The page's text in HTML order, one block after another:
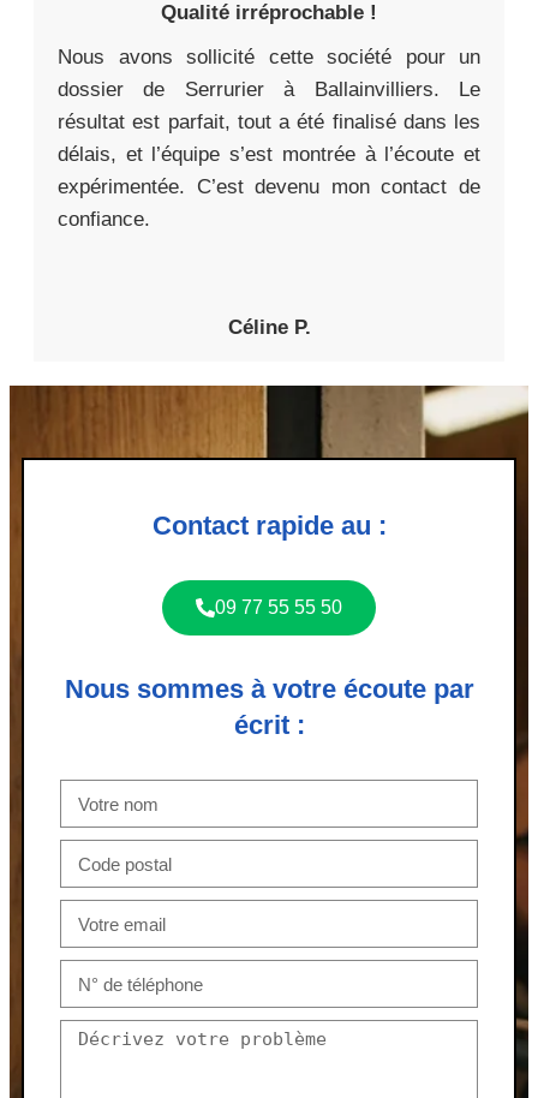
Qualité irréprochable !
Nous avons sollicité cette société pour un
dossier de Serrurier à Ballainvilliers. Le
résultat est parfait, tout a été finalisé dans les
délais, et l’équipe s’est montrée à l’écoute et
expérimentée. C’est devenu mon contact de
confiance.
Céline P.
Contact rapide au :
09 77 55 55 50
Nous sommes à votre écoute par
écrit :